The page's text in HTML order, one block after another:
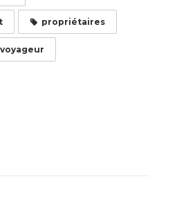
propriétaires
voyageur